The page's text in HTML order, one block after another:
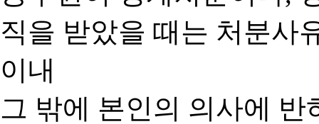
직을 받았을 때는 처분사
이내
그 밖에 본인의 의사에